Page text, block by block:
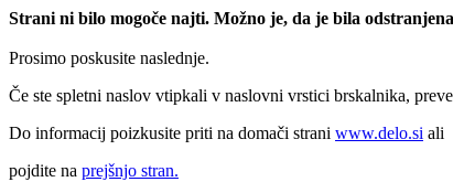
Strani ni bilo mogoče najti. Možno je, da je bila
Prosimo poskusite naslednje.
Če ste spletni naslov vtipkali v naslovni vrstici brskalnika,
Do informacij poizkusite priti na domači strani www.delo.si ali
pojdite na prejšnjo stran.